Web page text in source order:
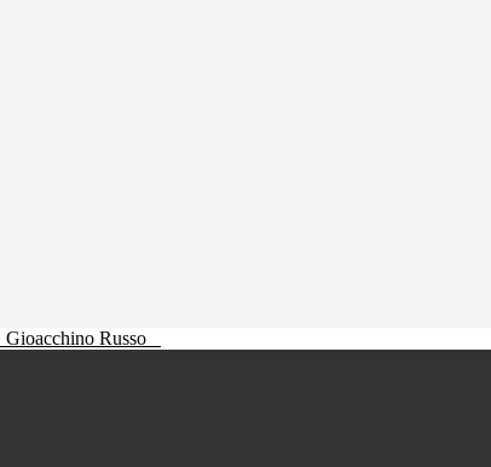
Gioacchino Russo